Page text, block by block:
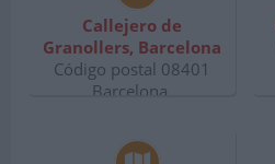
Callejero de
Granollers, Barcelona
Código postal 08401
Barcelona.